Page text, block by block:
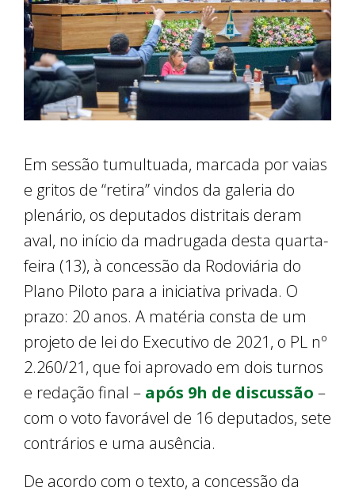
Em sessão tumultuada, marcada por vaias
e gritos de “retira” vindos da galeria do
plenário, os deputados distritais deram
aval, no início da madrugada desta quarta-
feira (13), à concessão da Rodoviária do
Plano Piloto para a iniciativa privada. O
prazo: 20 anos. A matéria consta de um
projeto de lei do Executivo de 2021, o PL nº
2.260/21, que foi aprovado em dois turnos
e redação final – após 9h de discussão –
com o voto favorável de 16 deputados, sete
contrários e uma ausência.
De acordo com o texto, a concessão da